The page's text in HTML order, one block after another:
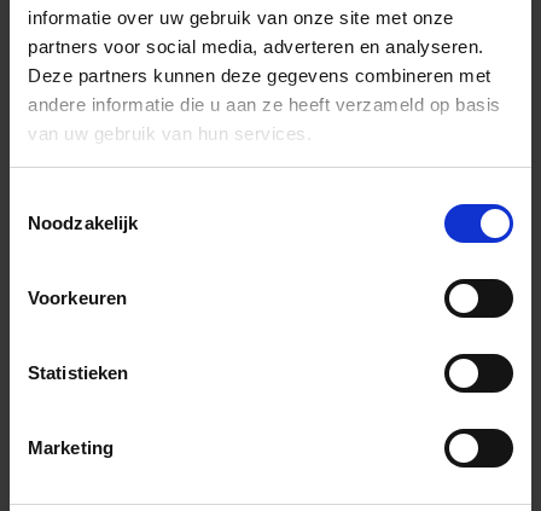
informatie over uw gebruik van onze site met onze
partners voor social media, adverteren en analyseren.
Deze partners kunnen deze gegevens combineren met
andere informatie die u aan ze heeft verzameld op basis
van uw gebruik van hun services.
Noodzakelijk
Voorkeuren
Statistieken
Marketing